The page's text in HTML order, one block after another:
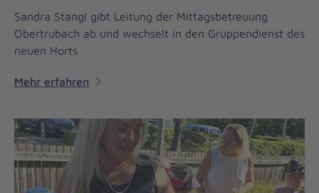
Sandra Stangl gibt Leitung der Mittagsbetreuung
Obertrubach ab und wechselt in den Gruppendienst des
neuen Horts
Mehr erfahren